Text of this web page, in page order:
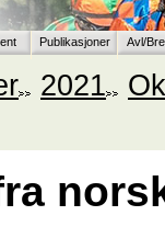
Publikasjoner Avl/
2021